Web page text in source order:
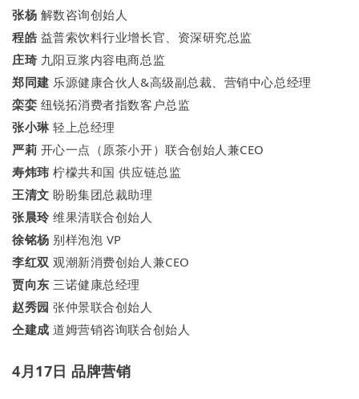
张杨 解数咨询创始人
程皓益普索饮料行业增长官、资深研究总监
庄琦九阳豆浆内容电商总监
郑同建 乐源健康合伙人&高级副总裁、营销中心总经理
栾娈 纽锐拓消费者指数客户总监
张小琳轻上总经理
严莉 开心一点（原茶小开）联合创始人兼CEO
寿炜玮 柠檬共和国 供应链总监
王清文 盼盼集团总裁助理
张晨玲 维果清联合创始人
徐铭杨 别样泡泡 VP
李红双 观潮新消费创始人兼CEO
贾向东 三诺健康总经理
赵秀园张仲景联合创始人
仝建成 道姆营销咨询联合创始人
4月17日 品牌营销